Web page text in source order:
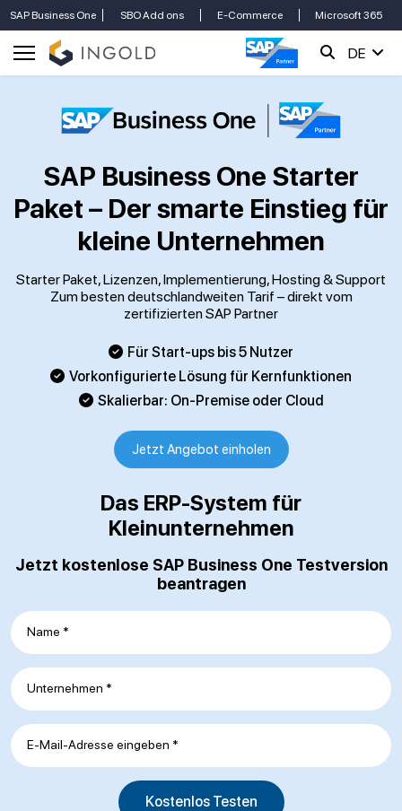
SAP Business One SBO Add ons E-Commerce Microsoft 365
DE
SAP Business One Starter
Paket – Der smarte Einstieg für
kleine Unternehmen
Starter Paket, Lizenzen, Implementierung, Hosting & Support
Zum besten deutschlandweiten Tarif – direkt vom
zertifizierten SAP Partner
Für Start-ups bis 5 Nutzer
Vorkonfigurierte Lösung für Kernfunktionen
Skalierbar: On-Premise oder Cloud
Jetzt Angebot einholen
Das ERP-System für
Kleinunternehmen
Jetzt kostenlose SAP Business One Testversion
beantragen
Name *
Unternehmen *
E-Mail-Adresse eingeben *
Kostenlos Testen